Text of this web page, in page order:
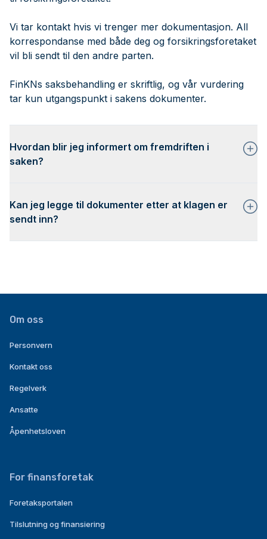
Vi tar kontakt hvis vi trenger mer dokumentasjon. All
korrespondanse med både deg og forsikringsforetaket
vil bli sendt til den andre parten.
FinKNs saksbehandling er skriftlig, og vår vurdering
tar kun utgangspunkt i sakens dokumenter.
Hvordan blir jeg informert om fremdriften i
saken?
Kan jeg legge til dokumenter etter at klagen er
sendt inn?
Om oss
Personvern
Kontakt oss
Regelverk
Ansatte
Åpenhetsloven
For finansforetak
Foretaksportalen
Tilslutning og finansiering